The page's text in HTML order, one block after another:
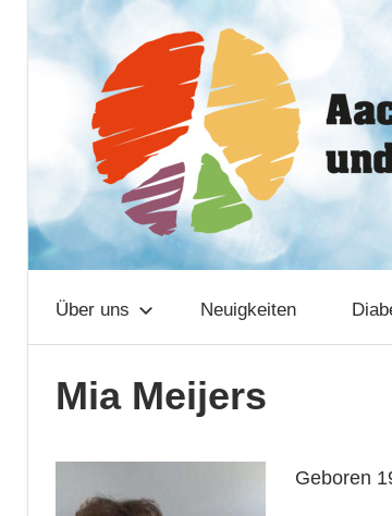
springen
Aachener
Netzwerk
Über uns Neuigkeiten
Mia Meijers
Geboren